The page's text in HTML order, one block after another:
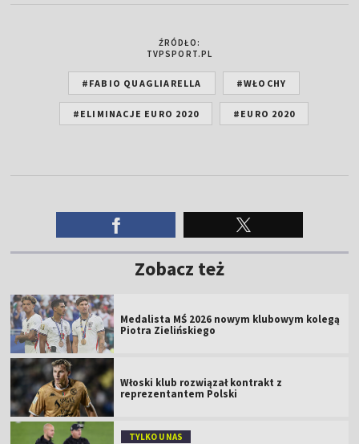
ŹRÓDŁO:
TVPSPORT.PL
#FABIO QUAGLIARELLA #WŁOCHY
#ELIMINACJE EURO 2020 #EURO 2020
Zobacz też
Medalista MŚ 2026 nowym klubowym kolegą
Piotra Zielińskiego
Włoski klub rozwiązał kontrakt z
reprezentantem Polski
TYLKO U NAS